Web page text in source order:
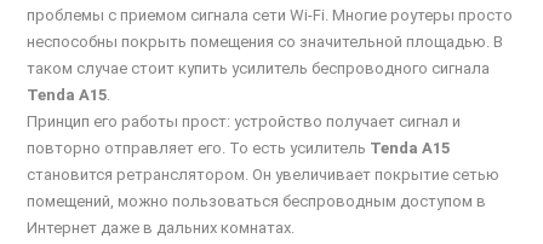
проблемы с приемом сигнала сети Wi-Fi. Многие роутеры просто
неспособны покрыть помещения со значительной площадью. В
таком случае стоит купить усилитель беспроводного сигнала
Tenda A15.
Принцип его работы прост: устройство получает сигнал и
повторно отправляет его. То есть усилитель Tenda A15
становится ретранслятором. Он увеличивает покрытие сетью
помещений, можно пользоваться беспроводным доступом в
Интернет даже в дальних комнатах.